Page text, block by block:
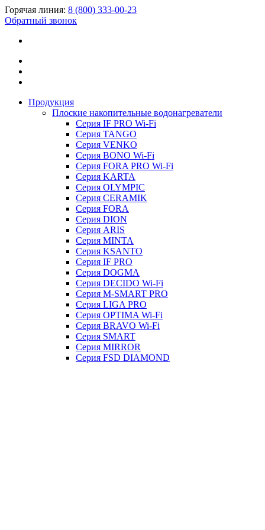
Горячая линия: 8 (800) 333-00-23
Обратный звонок
Продукция
Плоские накопительные водонагреватели
Серия IF PRO Wi-Fi
Серия TANGO
Серия VENKO
Серия BONO Wi-Fi
Серия FORA PRO Wi-Fi
Серия KARTA
Серия OLYMPIC
Серия CERAMIK
Серия FORA
Серия DION
Серия ARIS
Серия MINTA
Серия KSANTO
Серия IF PRO
Серия DOGMA
Серия DECIDO Wi-Fi
Серия M-SMART PRO
Серия LIGA PRO
Серия OPTIMA Wi-Fi
Серия BRAVO Wi-Fi
Серия SMART
Серия MIRROR
Серия FSD DIAMOND